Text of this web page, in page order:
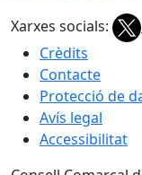
Xarxes socials:
Crèdits
Contacte
Protecció de
Avís legal
Accessibilitat